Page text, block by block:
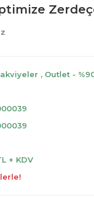
, Outlet -
+ KDV